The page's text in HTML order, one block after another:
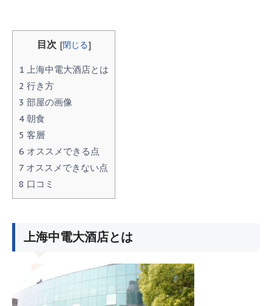
目次 [閉じる]
1 上海中電大酒店とは
2 行き方
3 部屋の画像
4 朝食
5 客層
6 オススメできる点
7 オススメできない点
8 口コミ
上海中電大酒店とは